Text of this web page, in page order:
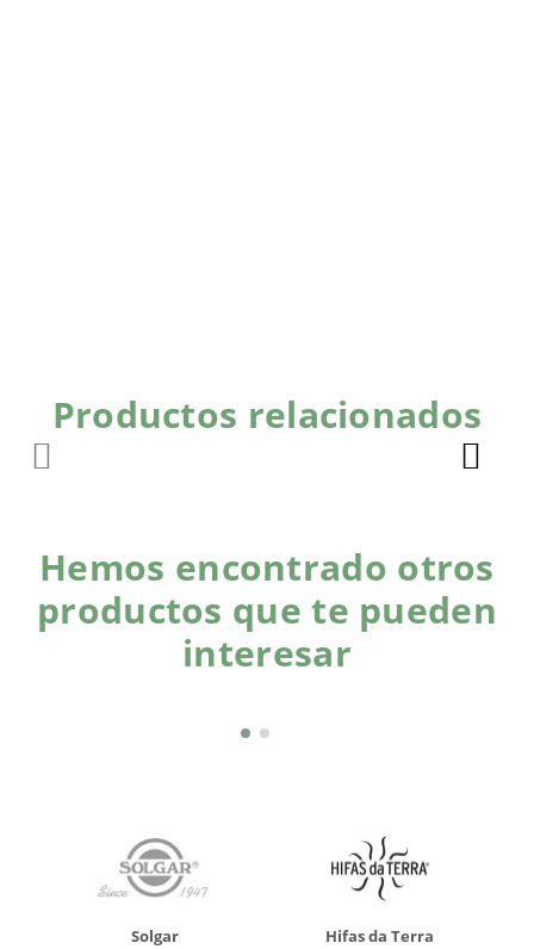
Productos relacionados
Hemos encontrado otros
productos que te pueden
interesar
Solgar Hifas da Terra